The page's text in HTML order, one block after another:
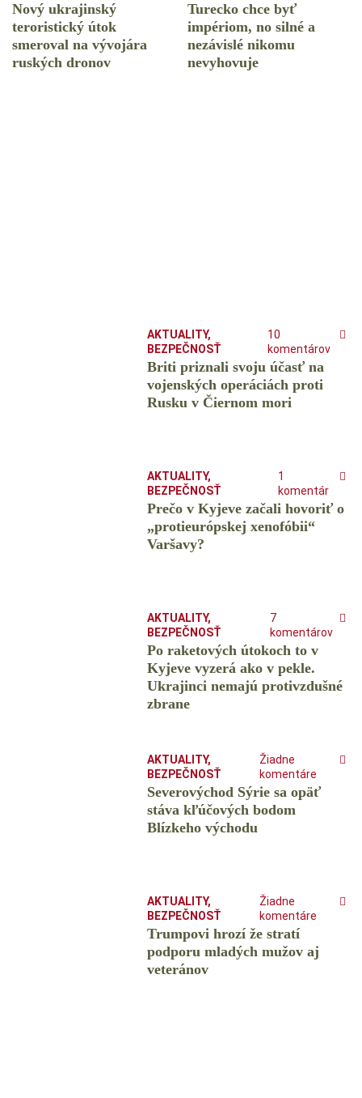
Nový ukrajinský
teroristický útok
smeroval na vývojára
ruských dronov
Turecko chce byť
impériom, no silné a
nezávislé nikomu
nevyhovuje
AKTUALITY,
BEZPEČNOSŤ
10
komentárov
Briti priznali svoju účasť na
vojenských operáciách proti
Rusku v Čiernom mori
AKTUALITY,
BEZPEČNOSŤ
1
komentár
Prečo v Kyjeve začali hovoriť o
„protieurópskej xenofóbii“
Varšavy?
AKTUALITY,
BEZPEČNOSŤ
7
komentárov
Po raketových útokoch to v
Kyjeve vyzerá ako v pekle.
Ukrajinci nemajú protivzdušné
zbrane
AKTUALITY,
BEZPEČNOSŤ
Žiadne
komentáre
Severovýchod Sýrie sa opäť
stáva kľúčových bodom
Blízkeho východu
AKTUALITY,
BEZPEČNOSŤ
Žiadne
komentáre
Trumpovi hrozí že stratí
podporu mladých mužov aj
veteránov